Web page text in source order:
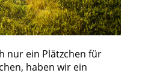
nur ein Plätzchen für
haben wir ein